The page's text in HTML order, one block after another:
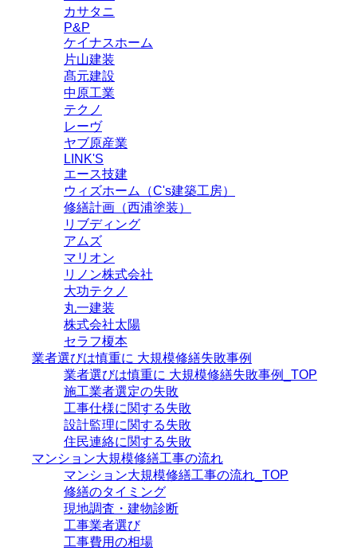
カサタニ
P&P
ケイナスホーム
片山建装
髙元建設
中原工業
テクノ
レーヴ
ヤブ原産業
LINK'S
エース技建
ウィズホーム（C's建築工房）
修繕計画（西浦塗装）
リブディング
アムズ
マリオン
リノン株式会社
大功テクノ
丸一建装
株式会社太陽
セラフ榎本
業者選びは慎重に 大規模修繕失敗事例
業者選びは慎重に 大規模修繕失敗事例_TOP
施工業者選定の失敗
工事仕様に関する失敗
設計監理に関する失敗
住民連絡に関する失敗
マンション大規模修繕工事の流れ
マンション大規模修繕工事の流れ_TOP
修繕のタイミング
現地調査・建物診断
工事業者選び
工事費用の相場